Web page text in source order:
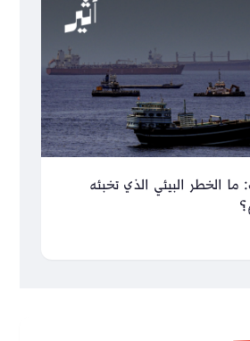
الخطر البيئي الذي تخبئه